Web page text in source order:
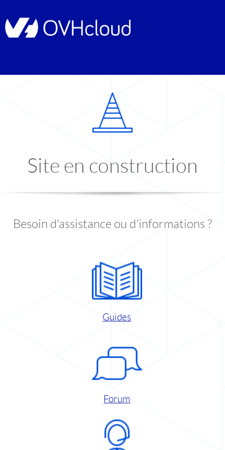
Site en construction
Besoin d'assistance ou d'informations ?
Guides
Forum